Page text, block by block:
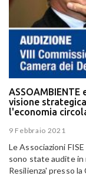
ASSOAMBIENTE
visione
l'economia
9 Febbraio 2021
Le Associazioni
sono state audite in
Resilienza' presso